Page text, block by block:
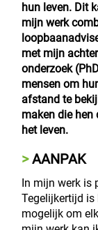
hun leven. Dit
mijn werk
met mijn
onderzoek
mensen om
afstand te
maken die hen
het leven.
AANPAK
In mijn werk is
Tegelijkertijd
mogelijk om